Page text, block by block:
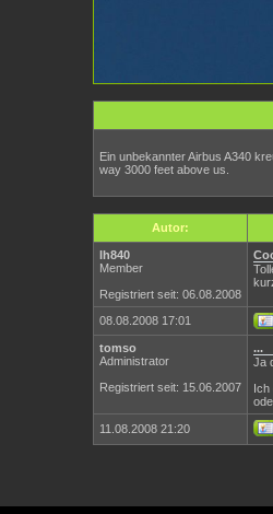
Ein unbekannter Airbus A340
way 3000 feet above us.
Autor:
lh840
Member
Registriert seit: 06.08.2008
08.08.2008 17:01
tomso
Administrator
Registriert seit: 15.06.2007
...
Ja
Ich
11.08.2008 21:20